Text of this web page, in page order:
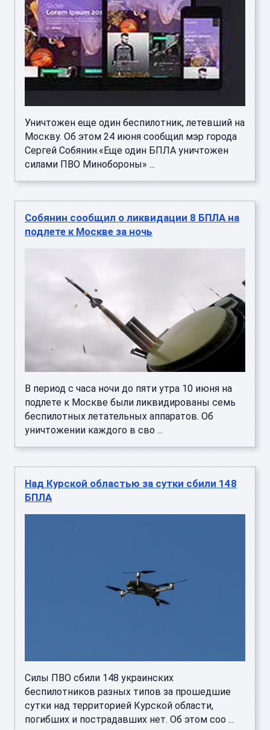
Уничтожен еще один беспилотник, летевший на
Москву. Об этом 24 июня сообщил мэр города
Сергей Собянин.«Еще один БПЛА уничтожен
силами ПВО Минобороны» ...
Собянин сообщил о ликвидации 8 БПЛА на
подлете к Москве за ночь
В период с часа ночи до пяти утра 10 июня на
подлете к Москве были ликвидированы семь
беспилотных летательных аппаратов. Об
уничтожении каждого в сво ...
Над Курской областью за сутки сбили 148
БПЛА
Силы ПВО сбили 148 украинских
беспилотников разных типов за прошедшие
сутки над территорией Курской области,
погибших и пострадавших нет. Об этом соо ...